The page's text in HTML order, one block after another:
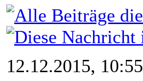
12.12.2015, 10:55